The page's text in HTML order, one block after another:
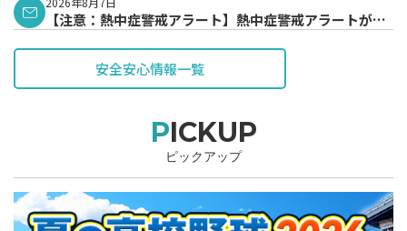
【注意：熱中症警戒アラート】熱中症警戒アラートが発
安全安心情報一覧
PICKUP
ピックアップ